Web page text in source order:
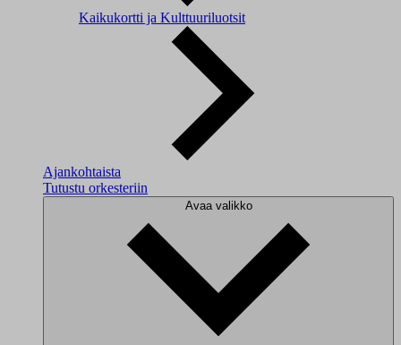
Kaikukortti ja Kulttuuriluotsit
Ajankohtaista
Tutustu orkesteriin
Avaa valikko